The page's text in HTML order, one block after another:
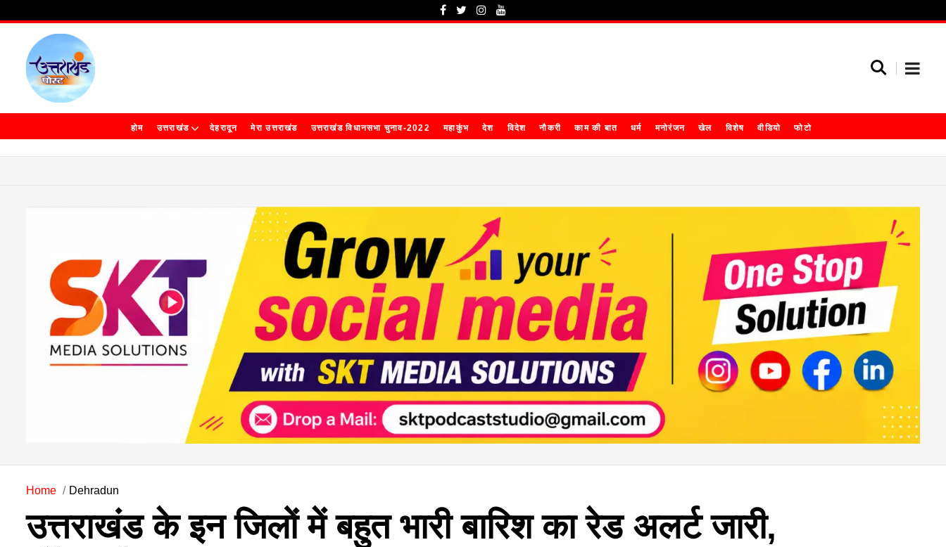
होम उत्तराखंड देहरादून मेरा उत्तराखंड उत्तराखंड विधानसभा चुनाव-2022 महाकुंभ देश विदेश नौकरी काम की बात धर्म मनोरंजन खेल विशेष वीडियो फोटो
Home Dehradun
उत्तराखंड के इन जिलों में बहुत भारी बारिश का रेड अलर्ट जारी,